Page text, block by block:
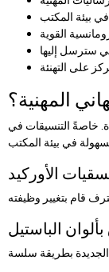
المهنية؟
خاصةً التنسيقات في
الأوركيد
الباستيل